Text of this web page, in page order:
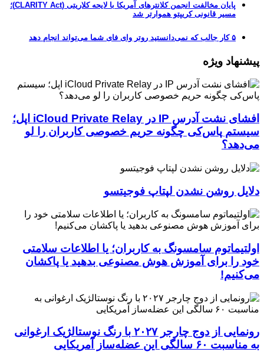
پایان مخالفت انجمن کلانترهای آمریکا با لایحه کلاریتی (CLARITY Act)؛
مسیر قانونی کریپتو هموارتر شد
۵ کار جالب که نمی‌دانستید روتر وای فای شما می‌تواند انجام دهد
پیشنهاد ویژه
افشای نشت آدرس IP در iCloud Private Relay اپل؛
سیستم پاس‌کی چگونه حریم خصوصی کاربران را لو
می‌دهد؟
دلایل روشن نشدن لپتاپ فوجیتسو
اولتیماتوم سامسونگ به کاربران؛ یا اطلاعات سلامتی
خود را برای آموزش هوش مصنوعی بدهید یا پاکشان
می‌کنیم!
رونمایی از دوج چارجر ۲۰۲۷ با رنگ نوستالژیک ارغوانی
به مناسبت ۶۰ سالگی این عضله‌ساز آمریکایی